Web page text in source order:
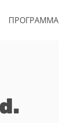
ПРОГРАММА